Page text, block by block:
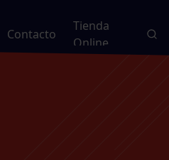
Contacto
Tienda
Online